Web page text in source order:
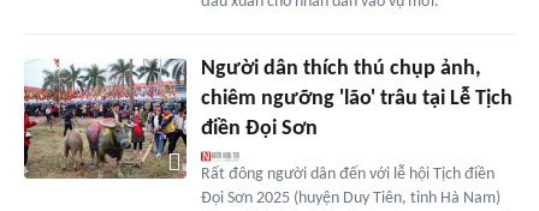
Người dân thích thú chụp ảnh,
chiêm ngưỡng 'lão' trâu tại Lễ Tịch
điền Đọi Sơn
Rất đông người dân đến với lễ hội Tịch điền
Đọi Sơn 2025 (huyện Duy Tiên, tỉnh Hà Nam)